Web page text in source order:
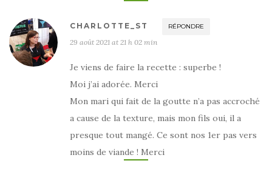
CHARLOTTE_ST RÉPONDRE
29 août 2021 at 21 h 02 min
Je viens de faire la recette : superbe !
Moi j’ai adorée. Merci
Mon mari qui fait de la goutte n’a pas accroché
a cause de la texture, mais mon fils oui, il a
presque tout mangé. Ce sont nos 1er pas vers
moins de viande ! Merci